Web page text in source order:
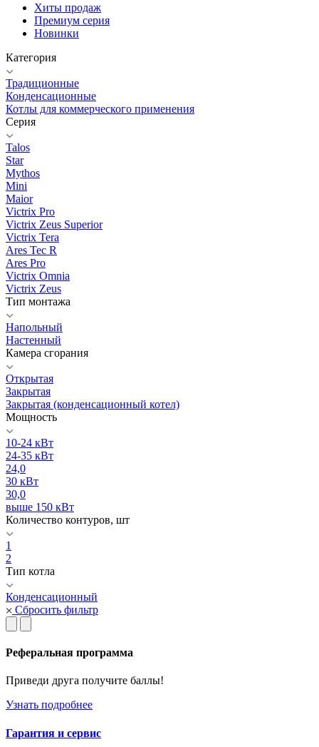
Хиты продаж
Премиум серия
Новинки
Категория
Традиционные
Конденсационные
Котлы для коммерческого применения
Серия
Talos
Star
Mythos
Mini
Maior
Victrix Pro
Victrix Zeus Superior
Victrix Tera
Ares Tec R
Ares Pro
Victrix Omnia
Victrix Zeus
Тип монтажа
Напольный
Настенный
Камера сгорания
Открытая
Закрытая
Закрытая (конденсационный котел)
Мощность
10-24 кВт
24-35 кВт
24,0
30 кВт
30,0
выше 150 кВт
Количество контуров, шт
1
2
Тип котла
Конденсационный
Сбросить фильтр
Реферальная программа
Приведи друга получите баллы!
Узнать подробнее
Гарантия и сервис